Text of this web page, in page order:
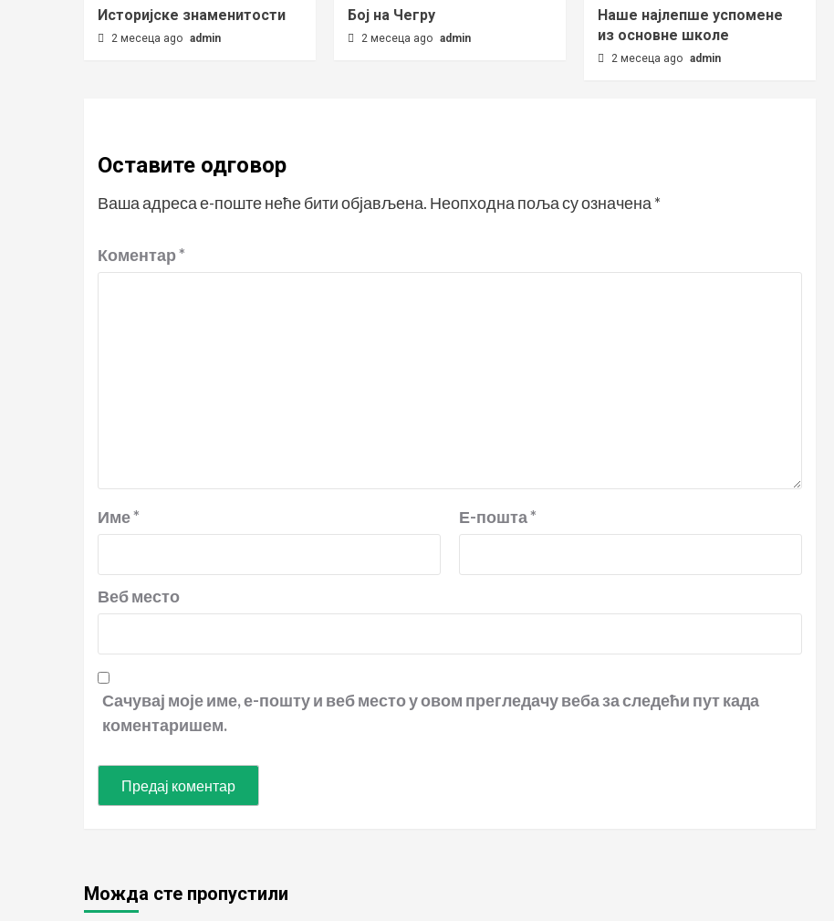
Историјске знаменитости
2 месеца ago admin
Бој на Чегру
2 месеца ago admin
Наше најлепше успомене
из основне школе
2 месеца ago admin
Оставите одговор
Ваша адреса е-поште неће бити објављена. Неопходна поља су означена *
Коментар*
Име* Е-пошта*
Веб место
Сачувај моје име, е-пошту и веб место у овом прегледачу веба за следећи пут када
коментаришем.
Можда сте пропустили